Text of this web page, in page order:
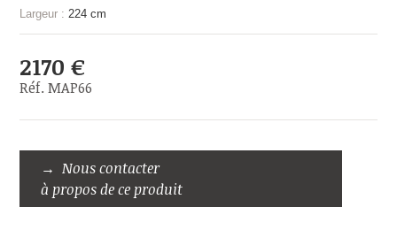
Largeur : 224 cm
2170 €
Réf. MAP66
Nous contacter
à propos de ce produit